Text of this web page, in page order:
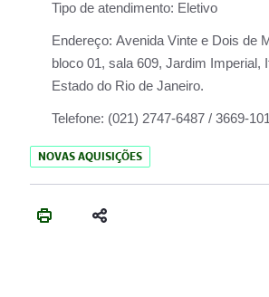
Tipo de atendimento: Eletivo
Endereço: Avenida Vinte e Dois de
bloco 01, sala 609, Jardim Imperial,
Estado do Rio de Janeiro.
Telefone: (021) 2747-6487 / 3669-
NOVAS AQUISIÇÕES